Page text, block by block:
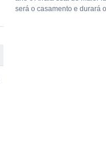
será o casamento e durará